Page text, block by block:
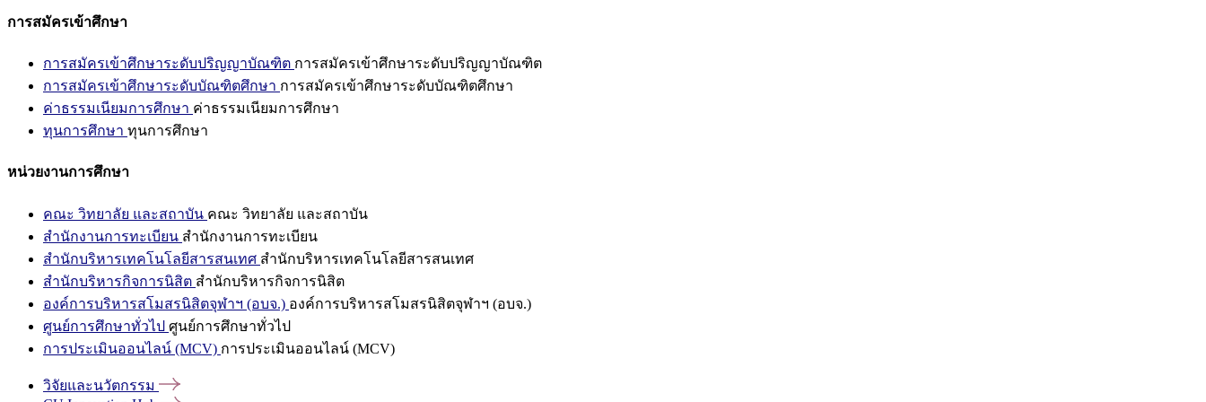
การสมัครเข้าศึกษา
การสมัครเข้าศึกษาระดับปริญญาบัณฑิต การสมัครเข้าศึกษาระดับปริญญาบัณฑิต
การสมัครเข้าศึกษาระดับบัณฑิตศึกษา การสมัครเข้าศึกษาระดับบัณฑิตศึกษา
ค่าธรรมเนียมการศึกษา ค่าธรรมเนียมการศึกษา
ทุนการศึกษา ทุนการศึกษา
หน่วยงานการศึกษา
คณะ วิทยาลัย และสถาบัน คณะ วิทยาลัย และสถาบัน
สำนักงานการทะเบียน สำนักงานการทะเบียน
สำนักบริหารเทคโนโลยีสารสนเทศ สำนักบริหารเทคโนโลยีสารสนเทศ
สำนักบริหารกิจการนิสิต สำนักบริหารกิจการนิสิต
องค์การบริหารสโมสรนิสิตจุฬาฯ (อบจ.) องค์การบริหารสโมสรนิสิตจุฬาฯ (อบจ.)
ศูนย์การศึกษาทั่วไป ศูนย์การศึกษาทั่วไป
การประเมินออนไลน์ (MCV) การประเมินออนไลน์ (MCV)
วิจัยและนวัตกรรม